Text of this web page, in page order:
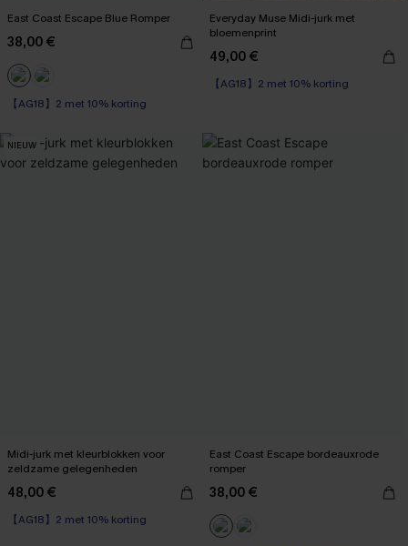
East Coast Escape Blue Romper
38,00 €
【AG18】2 met 10% korting
Everyday Muse Midi-jurk met
bloemenprint
49,00 €
【AG18】2 met 10% korting
NIEUW
Midi-jurk met kleurblokken voor
zeldzame gelegenheden
48,00 €
【AG18】2 met 10% korting
Corrigerende jurk
East Coast Escape bordeauxrode
romper
38,00 €